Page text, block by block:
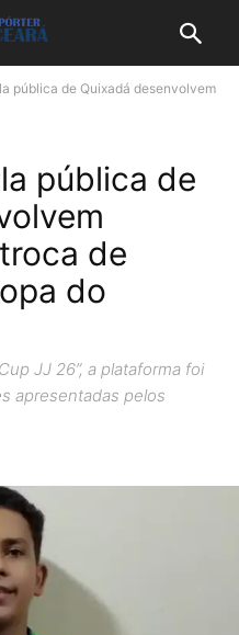
pública de Quixadá desenvolvem
pública de
de
do
JJ 26”, a plataforma foi
apresentadas pelos